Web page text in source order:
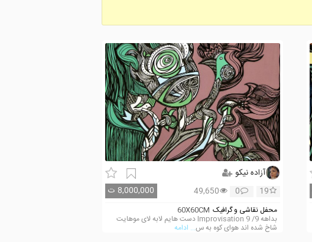
آزاده نیکو
8,000,000 ت 19
0
49,650
محفل نقاشی و گرافیک 60X60CM
بداهه 9/ Improvisation 9 دست هایم لابه لای موهایت
شاخ شده اند هوای کوه به س... ادامه